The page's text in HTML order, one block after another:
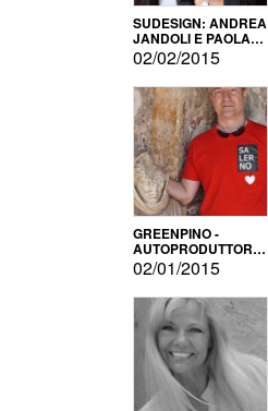
SUDESIGN: ANDREA
JANDOLI E PAOLA
PISAPIA
02/02/2015
GREENPINO -
AUTOPRODUTTORE
PER AMORE
02/01/2015